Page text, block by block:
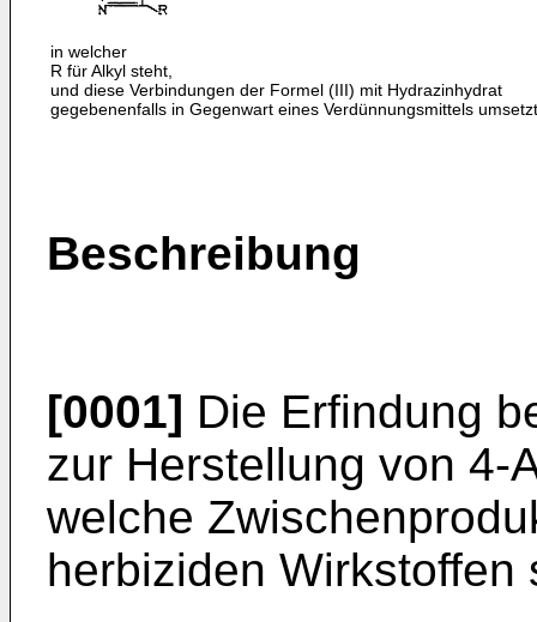
in welcher
R für Alkyl steht,
und diese Verbindungen der Formel (III) mit Hydrazin­hydrat
gegebenenfalls in Gegenwart eines Verdünnungs­mittels
Beschreibung
[0001] Die Erfindung
zur Herstel­lung von 4-
welche
herbiziden Wirkstoffen